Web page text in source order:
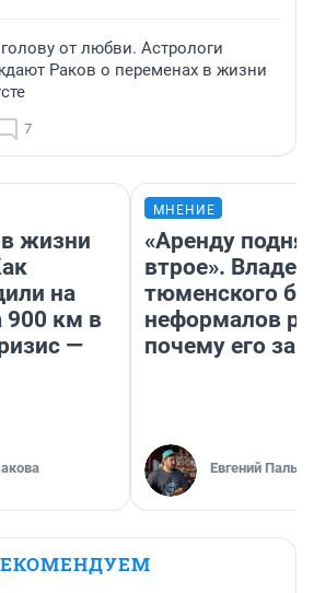
от любви. Астрологи
Раков о переменах в жизни
7
в жизни
на
900 км в
—
МНЕНИЕ
«Аренду
втрое».
тюменского
неформалов
почему его
Евгений